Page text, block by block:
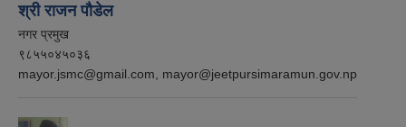
श्री राजन पौडेल
नगर प्रमुख
९८५५०४५०३६
mayor.jsmc@gmail.com, mayor@jeetpursimaramun.gov.np